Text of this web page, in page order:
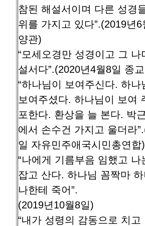
참된 해설서이며 다른 성경
위를 가지고 있다”.(2019년
양관)
“모세오경만 성경이고 그 나
설서다”.(2020년4월8일 종
“하나님이 보여주신다. 하나
보여주셨다. 하나님이 보여
포한다. 환상을 늘 본다. 박
에서 손수건 가지고 울더라
일 자유민주애국시민총연합)
“나에게 기름부음 임했고 나
잡고 산다. 하나님 꼼짝마
나한테 죽어”.
(2019년10월8일)
“내가 성령의 감동으로 치고